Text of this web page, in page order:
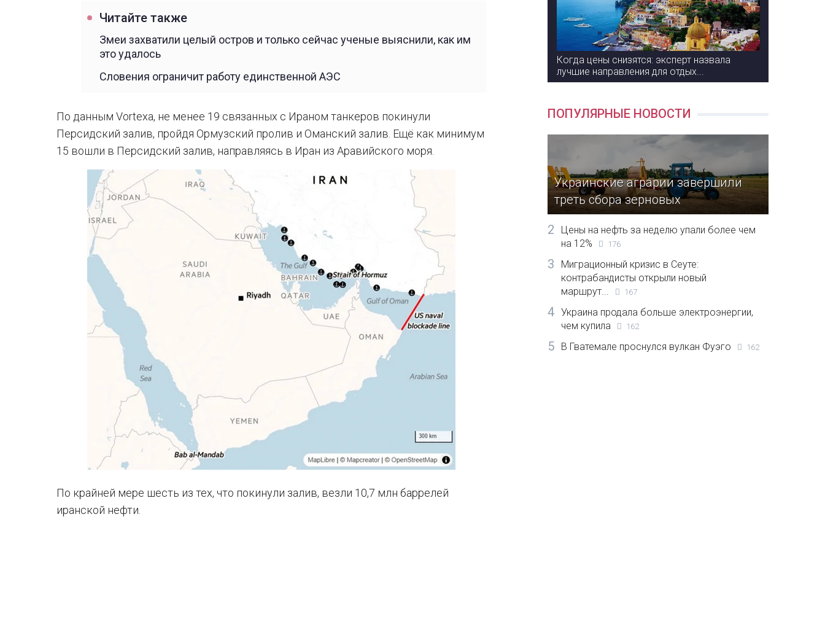
Читайте также
Змеи захватили целый остров и только сейчас ученые выяснили, как им
это удалось
Словения ограничит работу единственной АЭС
По данным Vortexa, не менее 19 связанных с Ираном танкеров покинули
Персидский залив, пройдя Ормузский пролив и Оманский залив. Ещё как минимум
15 вошли в Персидский залив, направляясь в Иран из Аравийского моря.
По крайней мере шесть из тех, что покинули залив, везли 10,7 млн баррелей
иранской нефти.
Когда цены снизятся: эксперт назвала
лучшие направления для отдых...
ПОПУЛЯРНЫЕ НОВОСТИ
Украинские аграрии завершили
треть сбора зерновых
2
Цены на нефть за неделю упали более чем
на 12%
176
3
Миграционный кризис в Сеуте:
контрабандисты открыли новый
маршрут...
167
4
Украина продала больше электроэнергии,
чем купила
162
5 В Гватемале проснулся вулкан Фуэго 162